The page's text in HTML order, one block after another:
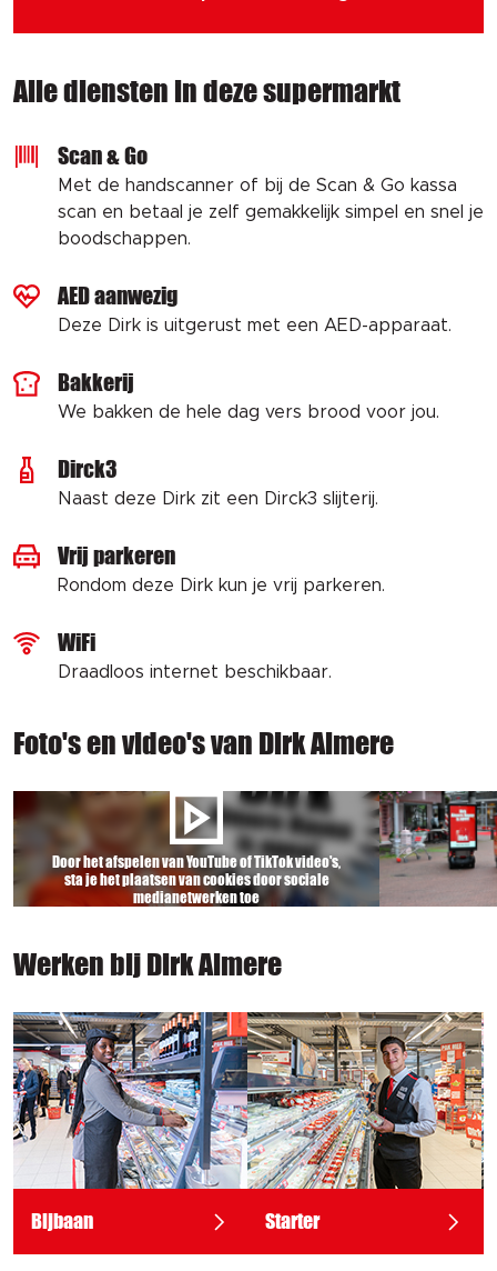
Alle diensten in deze supermarkt
Scan & Go
Met de handscanner of bij de Scan & Go kassa
scan en betaal je zelf gemakkelijk simpel en snel je
boodschappen.
AED aanwezig
Deze Dirk is uitgerust met een AED-apparaat.
Bakkerij
We bakken de hele dag vers brood voor jou.
Dirck3
Naast deze Dirk zit een Dirck3 slijterij.
Vrij parkeren
Rondom deze Dirk kun je vrij parkeren.
WiFi
Draadloos internet beschikbaar.
Foto's en video's van Dirk Almere
Door het afspelen van YouTube of TikTok video's,
sta je het plaatsen van cookies door sociale
medianetwerken toe
Werken bij Dirk Almere
Bijbaan Starter